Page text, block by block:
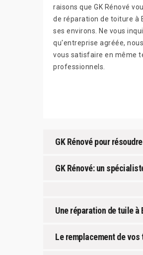
raisons que GK Rénové
de réparation de toiture à
ses environs. Ne vous
qu'entreprise agréée,
vous satisfaire en même
professionnels.
GK Rénové pour
GK Rénové: un
Une réparation de tuile
Le remplacement de